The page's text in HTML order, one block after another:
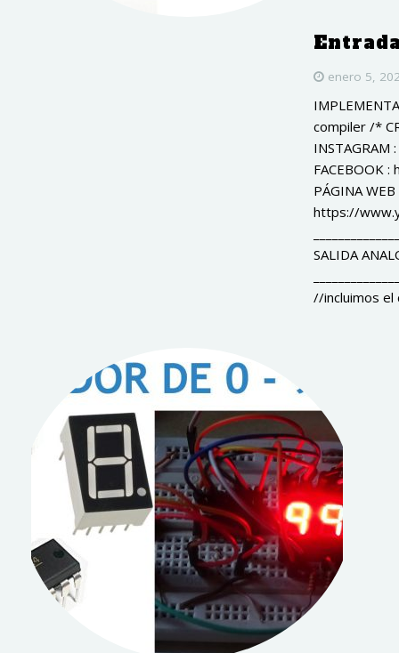
enero 5,
compiler /*
FACEBOOK
PÁGINA
https://
SALIDA
//incluimos el